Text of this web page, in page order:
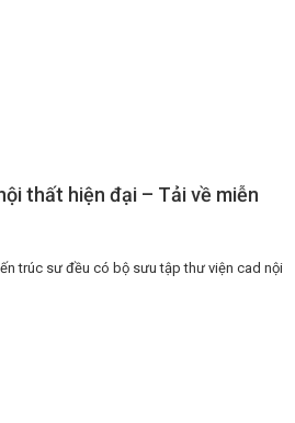
thất hiện đại – Tải về miễn
trúc sư đều có bộ sưu tập thư viện cad nội